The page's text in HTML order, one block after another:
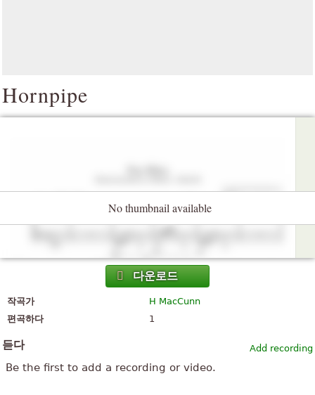
Hornpipe
No thumbnail available
다운로드
작곡가
H MacCunn
편곡하다
1
Add recording
듣다
Be the first to add a recording or video.